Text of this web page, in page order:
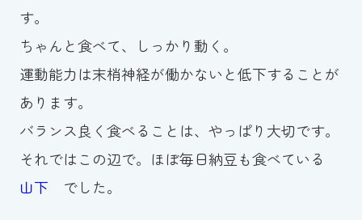
す。
ちゃんと食べて、しっかり動く。
運動能力は末梢神経が働かないと低下することが
あります。
バランス良く食べることは、やっぱり大切です。
それではこの辺で。ほぼ毎日納豆も食べている
山下 でした。